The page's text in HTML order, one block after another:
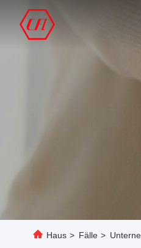
Haus > Fälle >